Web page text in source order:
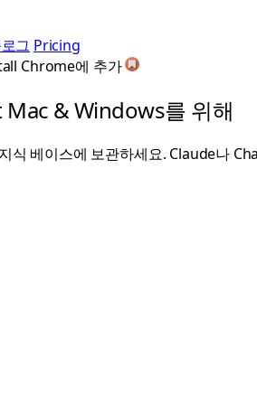
그 Pricing
Chrome에 추가
Mac & Windows를 위해
식 베이스에 보관하세요. Claude나